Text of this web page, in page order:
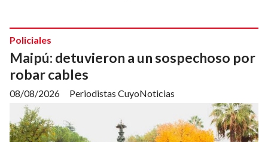
Maipú: detuvieron a un sospechoso por
robar cables
Periodistas CuyoNoticias
Policiales
08/08/2026